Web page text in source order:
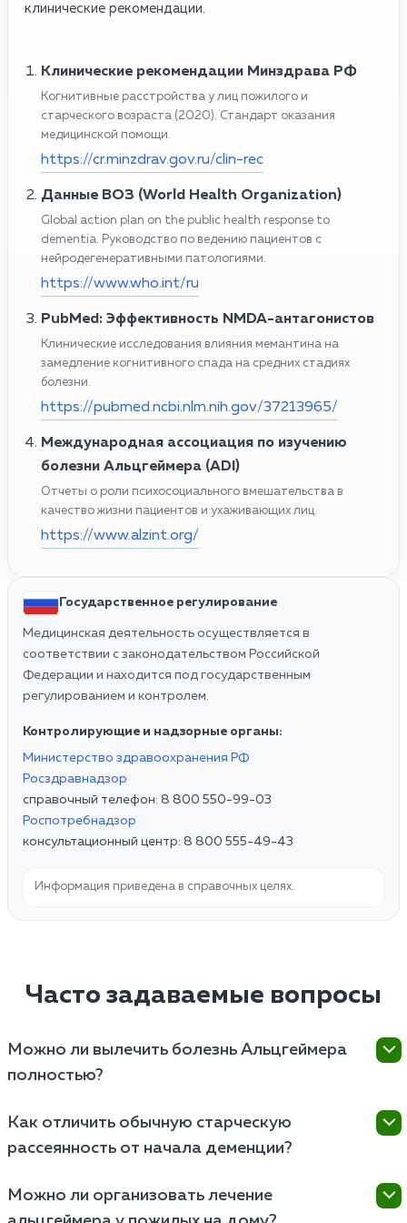
клинические рекомендации.
Клинические рекомендации Минздрава РФ
Когнитивные расстройства у лиц пожилого и
старческого возраста (2020). Стандарт оказания
медицинской помощи.
https://cr.minzdrav.gov.ru/clin-rec
Данные ВОЗ (World Health Organization)
Global action plan on the public health response to
dementia. Руководство по ведению пациентов с
нейродегенеративными патологиями.
https://www.who.int/ru
PubMed: Эффективность NMDA-антагонистов
Клинические исследования влияния мемантина на
замедление когнитивного спада на средних стадиях
болезни.
https://pubmed.ncbi.nlm.nih.gov/37213965/
Международная ассоциация по изучению
болезни Альцгеймера (ADI)
Отчеты о роли психосоциального вмешательства в
качество жизни пациентов и ухаживающих лиц.
https://www.alzint.org/
Государственное регулирование
Медицинская деятельность осуществляется в
соответствии с законодательством Российской
Федерации и находится под государственным
регулированием и контролем.
Контролирующие и надзорные органы:
Министерство здравоохранения РФ
Росздравнадзор
справочный телефон: 8 800 550-99-03
Роспотребнадзор
консультационный центр: 8 800 555-49-43
Информация приведена в справочных целях.
Часто задаваемые вопросы
Можно ли вылечить болезнь Альцгеймера
полностью?
неизлечимым. Однако современная терапия
способна значительно замедлить гибель нейронов,
улучшить качество жизни пациента на длительный
срок.
Как отличить обычную старческую
рассеянность от начала деменции?
актера или куда положил очки, но вспомнит об этом
Можно ли организовать лечение